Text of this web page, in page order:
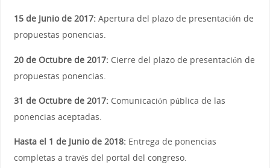
15 de Junio de 2017:Apertura del plazo de presentación de
propuestas ponencias.
20 de Octubre de 2017:Cierre del plazo de presentación de
propuestas ponencias.
31 de Octubre de 2017:Comunicación pública de las
ponencias aceptadas.
Hasta el 1 de Junio de 2018:Entrega de ponencias
completas a través del portal del congreso.